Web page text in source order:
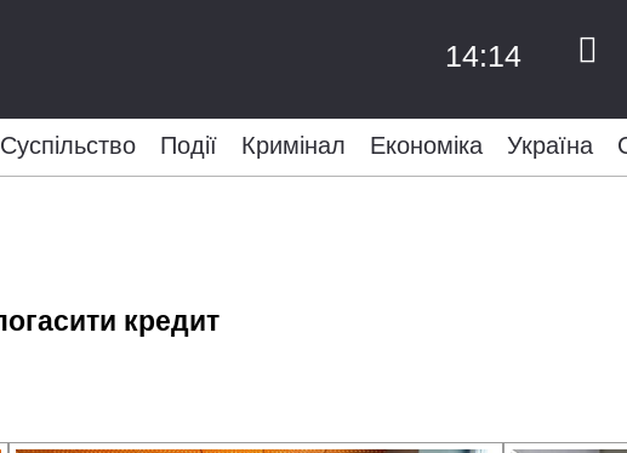
14:14
Суспільство Події Кримінал Економіка Україна
кредит